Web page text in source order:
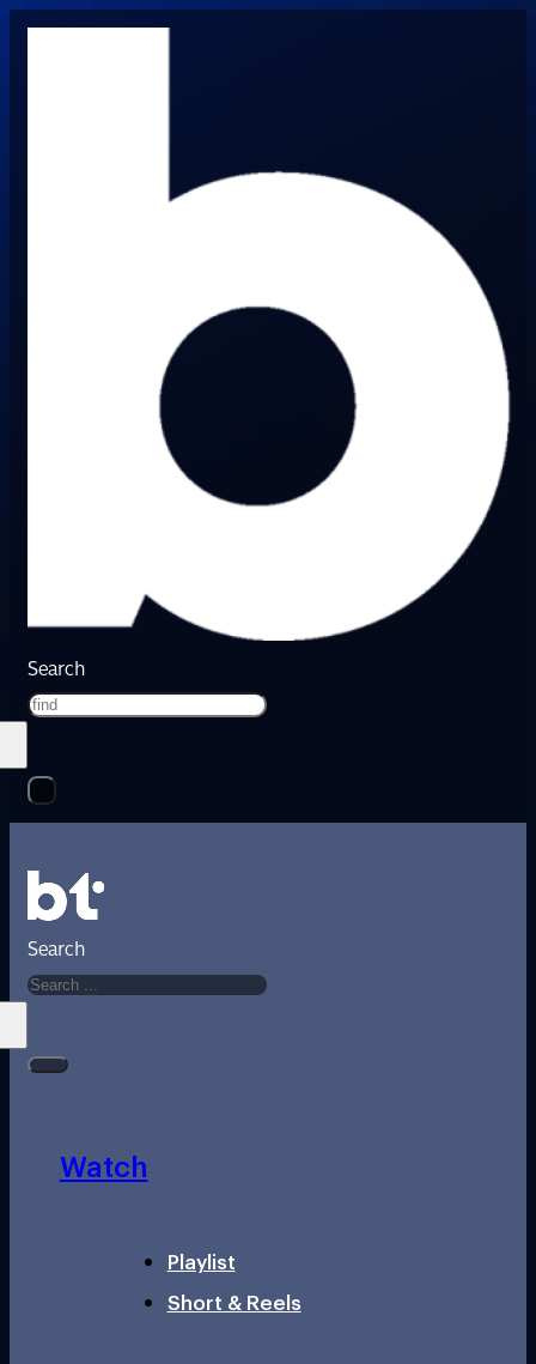
Search
Search
Watch
Playlist
Short & Reels